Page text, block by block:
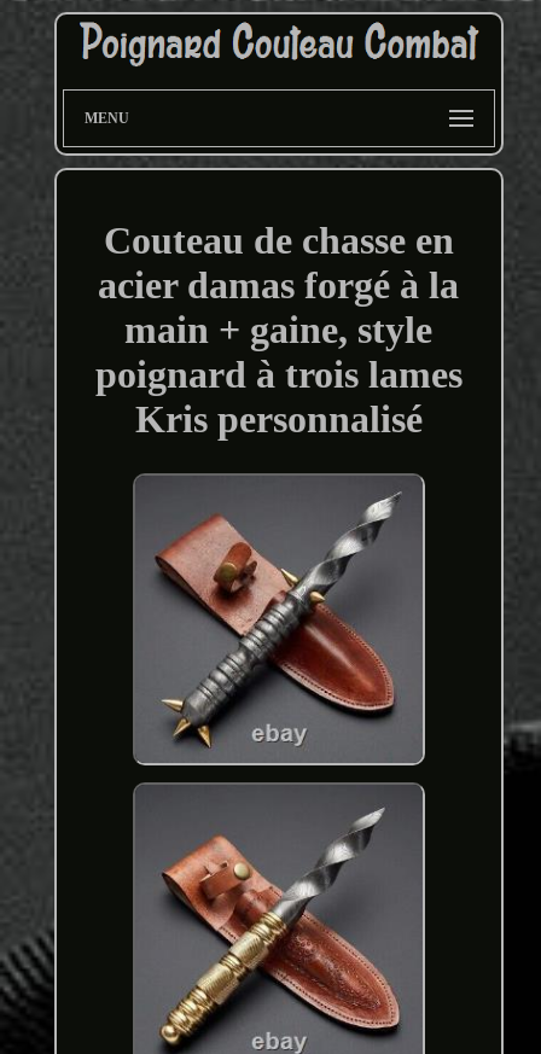
MENU
Couteau de chasse en
acier damas forgé à la
main + gaine, style
poignard à trois lames
Kris personnalisé